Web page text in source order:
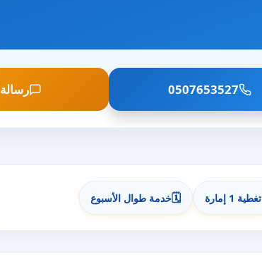
0507653527 رسالة SMS
تغطية 1 إمارة 🗓️خدمة طوال الأسبوع